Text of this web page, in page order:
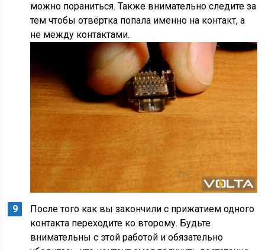
можно пораниться. Также внимательно следите за
тем чтобы отвёртка попала именно на контакт, а
не между контактами.
После того как вы закончили с прижатием одного
контакта переходите ко второму. Будьте
внимательны с этой работой и обязательно